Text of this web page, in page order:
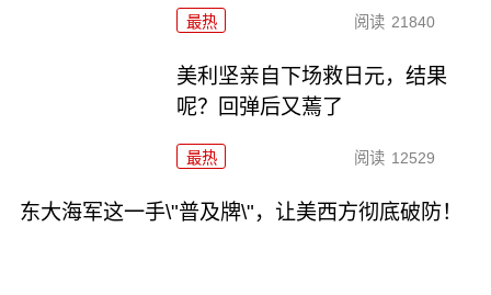
最热 阅读 21840
美利坚亲自下场救日元，结果
呢？回弹后又蔫了
最热 阅读 12529
东大海军这一手\"普及牌\"，让美西方彻底破防！